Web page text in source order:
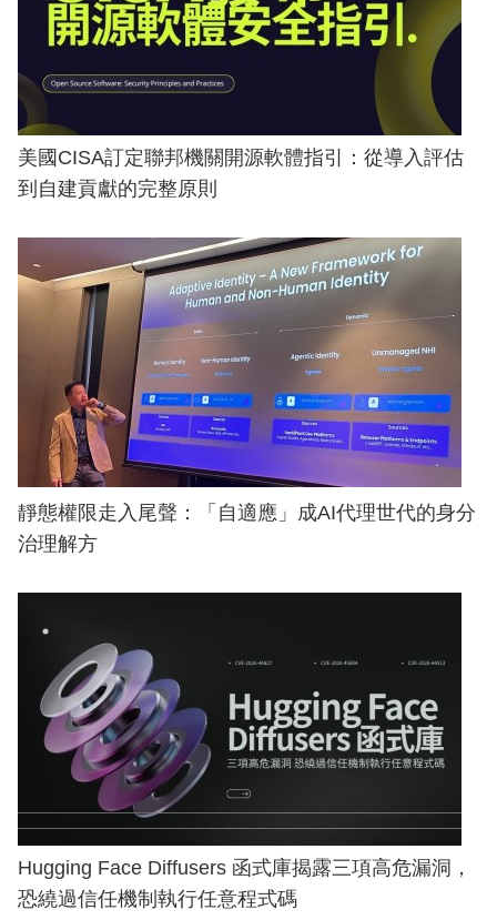
美國CISA訂定聯邦機關開源軟體指引：從導入評估
到自建貢獻的完整原則
靜態權限走入尾聲：「自適應」成AI代理世代的身分
治理解方
Hugging Face Diffusers 函式庫揭露三項高危漏洞，
恐繞過信任機制執行任意程式碼